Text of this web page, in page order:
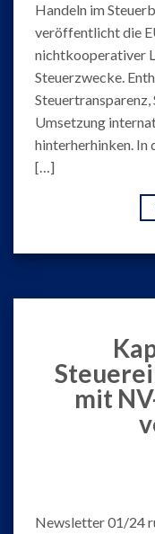
Handeln im
veröffentlicht die
nichtkooperativer
Steuerzwecke.
Umsetzung
hinterherhinken. In
[…]
mit
Newsletter 01/24